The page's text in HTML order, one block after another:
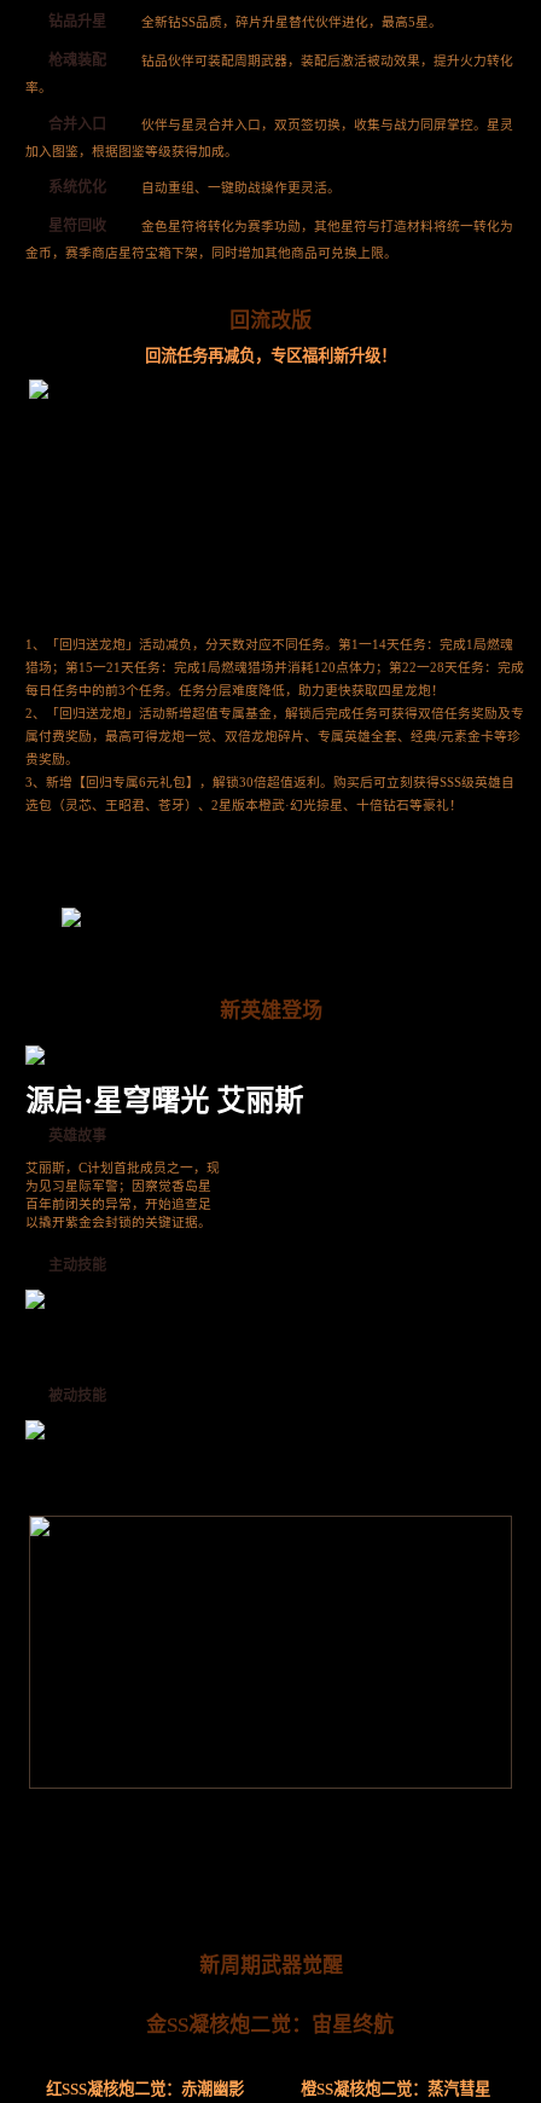
钻品升星 全新钻SS品质，碎片升星替代伙伴进化，最高5星。
枪魂装配
钻品伙伴可装配周期武器，装配后激活被动效果，提升火力转化
率。
合并入口
伙伴与星灵合并入口，双页签切换，收集与战力同屏掌控。星灵
加入图鉴，根据图鉴等级获得加成。
系统优化 自动重组、一键助战操作更灵活。
星符回收
金色星符将转化为赛季功勋，其他星符与打造材料将统一转化为
金币，赛季商店星符宝箱下架，同时增加其他商品可兑换上限。
回流改版
回流任务再减负，专区福利新升级！
1、「回归送龙炮」活动减负，分天数对应不同任务。第1一14天任务：完成1局燃魂
猎场；第15一21天任务：完成1局燃魂猎场并消耗120点体力；第22一28天任务：完成
每日任务中的前3个任务。任务分层难度降低，助力更快获取四星龙炮！
2、「回归送龙炮」活动新增超值专属基金，解锁后完成任务可获得双倍任务奖励及专
属付费奖励，最高可得龙炮一觉、双倍龙炮碎片、专属英雄全套、经典/元素金卡等珍
贵奖励。
3、新增【回归专属6元礼包】，解锁30倍超值返利。购买后可立刻获得SSS级英雄自
选包（灵芯、王昭君、苍牙）、2星版本橙武·幻光掠星、十倍钻石等豪礼！
新英雄登场
源启·星穹曙光 艾丽斯
英雄故事
艾丽斯，C计划首批成员之一，现
为见习星际军警；因察觉香岛星
百年前闭关的异常，开始追查足
以撬开紫金会封锁的关键证据。
主动技能
被动技能
新周期武器觉醒
金SS凝核炮二觉：宙星终航
红SSS凝核炮二觉：赤潮幽影 橙SS凝核炮二觉：蒸汽彗星